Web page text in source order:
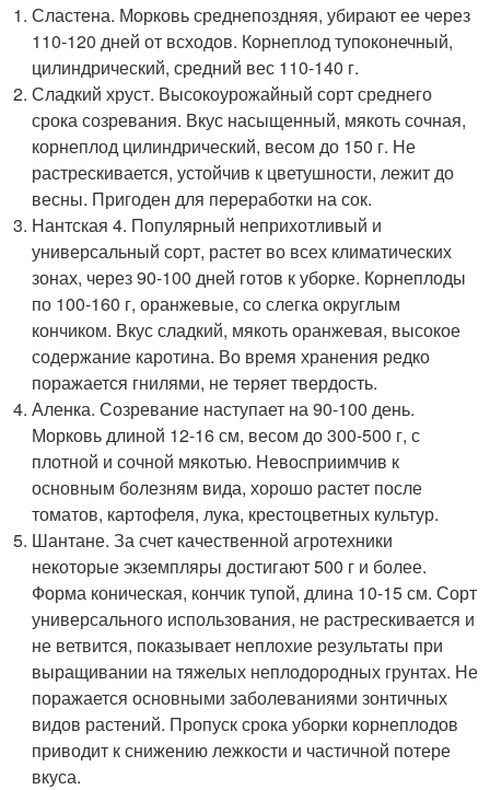
Сластена. Морковь среднепоздняя, убирают ее через
110-120 дней от всходов. Корнеплод тупоконечный,
цилиндрический, средний вес 110-140 г.
Сладкий хруст. Высокоурожайный сорт среднего
срока созревания. Вкус насыщенный, мякоть сочная,
корнеплод цилиндрический, весом до 150 г. Не
растрескивается, устойчив к цветушности, лежит до
весны. Пригоден для переработки на сок.
Нантская 4. Популярный неприхотливый и
универсальный сорт, растет во всех климатических
зонах, через 90-100 дней готов к уборке. Корнеплоды
по 100-160 г, оранжевые, со слегка округлым
кончиком. Вкус сладкий, мякоть оранжевая, высокое
содержание каротина. Во время хранения редко
поражается гнилями, не теряет твердость.
Аленка. Созревание наступает на 90-100 день.
Морковь длиной 12-16 см, весом до 300-500 г, с
плотной и сочной мякотью. Невосприимчив к
основным болезням вида, хорошо растет после
томатов, картофеля, лука, крестоцветных культур.
Шантане. За счет качественной агротехники
некоторые экземпляры достигают 500 г и более.
Форма коническая, кончик тупой, длина 10-15 см. Сорт
универсального использования, не растрескивается и
не ветвится, показывает неплохие результаты при
выращивании на тяжелых неплодородных грунтах. Не
поражается основными заболеваниями зонтичных
видов растений. Пропуск срока уборки корнеплодов
приводит к снижению лежкости и частичной потере
вкуса.